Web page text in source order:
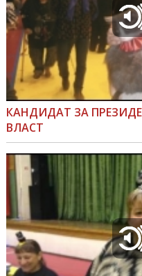
КАНДИДАТ ЗА
ВЛАСТ